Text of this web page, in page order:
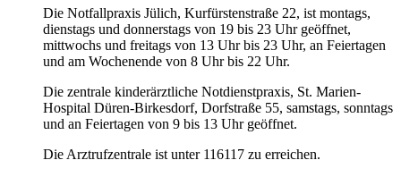
Die Notfallpraxis Jülich, Kurfürstenstraße 22, ist montags,
dienstags und donnerstags von 19 bis 23 Uhr geöffnet,
mittwochs und freitags von 13 Uhr bis 23 Uhr, an Feiertagen
und am Wochenende von 8 Uhr bis 22 Uhr.
Die zentrale kinderärztliche Notdienstpraxis, St. Marien-
Hospital Düren-Birkesdorf, Dorfstraße 55, samstags, sonntags
und an Feiertagen von 9 bis 13 Uhr geöffnet.
Die Arztrufzentrale ist unter 116117 zu erreichen.